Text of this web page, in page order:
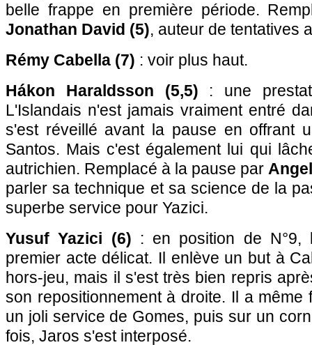
belle frappe en première période.
Jonathan David (5), auteur de tentatives
Rémy Cabella (7) : voir plus haut.
Hákon Haraldsson (5,5) : une
L'Islandais n'est jamais vraiment entré
s'est réveillé avant la pause en offrant
Santos. Mais c'est également lui qui
autrichien. Remplacé à la pause par
parler sa technique et sa science de la
superbe service pour Yazici.
Yusuf Yazici (6) : en position de
premier acte délicat. Il enlève un but à
hors-jeu, mais il s'est très bien repris
son repositionnement à droite. Il a même
un joli service de Gomes, puis sur un
fois, Jaros s'est interposé.